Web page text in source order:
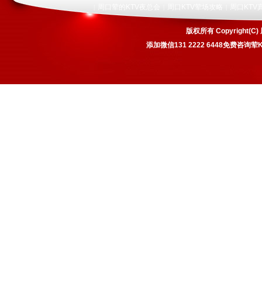
版权所有 Copyright(C)
添加微信131 2222 6448免费咨询荤